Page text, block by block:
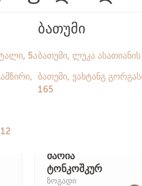
მონაწილეობს
კონფერენციებში, მათ შორის
მეტი სტატია რუსულ და
მარია
ტონკოშკურ
ზოგადი